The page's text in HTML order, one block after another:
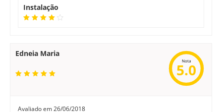
Instalação
Edneia Maria
Nota
5.0
Avaliado em26/06/2018